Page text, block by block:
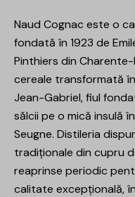
Naud Cognac este o
fondată în 1923 de
Pinthiers din
cereale transformată
Jean-Gabriel, fiul
sălcii pe o mică insulă
Seugne. Distileria
tradiționale din cupru
reaprinse periodic
calitate excepțională,